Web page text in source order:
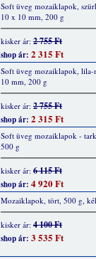
Soft üveg mozaiklapok,
10 x 10 mm, 200 g
kisker ár: 2 755 Ft
shop ár: 2 315 Ft
Soft üveg mozaiklapok,
10 mm, 200 g
kisker ár: 2 755 Ft
shop ár: 2 315 Ft
Soft üveg mozaiklapok -
500 g
kisker ár: 6 115 Ft
shop ár: 4 920 Ft
Mozaiklapok, tört, 500 g,
kisker ár: 4 100 Ft
shop ár: 3 535 Ft